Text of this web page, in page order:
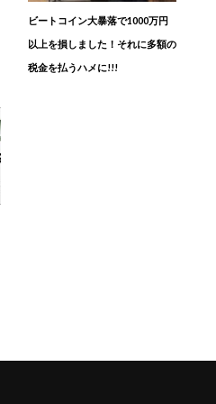
ビートコイン大暴落で1000万円
以上を損しました！それに多額の
税金を払うハメに!!!